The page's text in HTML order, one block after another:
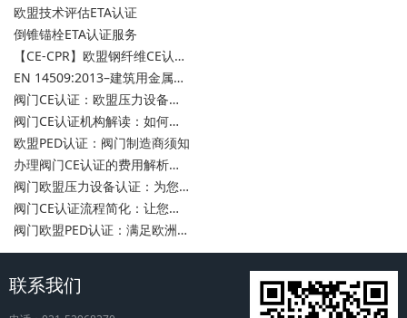
欧盟技术评估ETA认证
倒锥锚栓ETA认证服务
【CE-CPR】欧盟钢纤维CE认证/混凝土用钢纤维欧盟合规性CE认证
EN 14509:2013–建筑用金属保温夹芯板
阀门CE认证：欧盟压力设备安全要求
阀门CE认证机构解读：如何选择专业的CE认证机构
欧盟PED认证：阀门制造商须知
办理阀门CE认证的费用解析：了解阀门CE证明的价值
阀门欧盟压力设备认证：为您的产品赢得信任
阀门CE认证流程简化：让您轻松应对欧盟市场准入要求
阀门欧盟PED认证：满足欧洲市场法规要求
联系我们